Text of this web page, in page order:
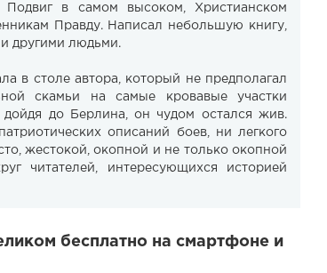
в самом высоком, Христианском
Правду. Написал небольшую книгу,
другими людьми.
в столе автора, который не предполагал
скамьи на самые кровавые участки
до Берлина, он чудом остался жив.
описаний боев, ни легкого
жестокой, окопной и не только окопной
читателей, интересующихся историей
бесплатно на смартфоне и